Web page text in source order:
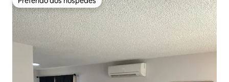
Preferido dos hóspedes